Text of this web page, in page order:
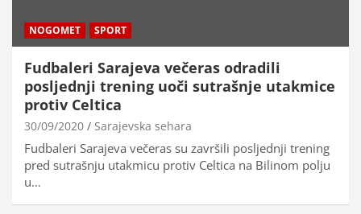
NOGOMET SPORT
Fudbaleri Sarajeva večeras odradili
posljednji trening uoči sutrašnje utakmice
protiv Celtica
30/09/2020 Sarajevska sehara
Fudbaleri Sarajeva večeras su završili posljednji trening
pred sutrašnju utakmicu protiv Celtica na Bilinom polju
u…